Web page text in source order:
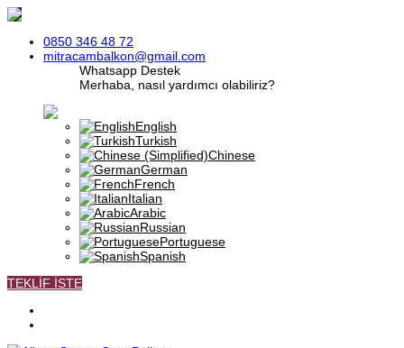
0850 346 48 72
mitracambalkon@gmail.com
Whatsapp Destek
Merhaba, nasıl yardımcı olabiliriz?
English
Turkish
Chinese
German
French
Italian
Arabic
Russian
Portuguese
Spanish
TEKLİF İSTE